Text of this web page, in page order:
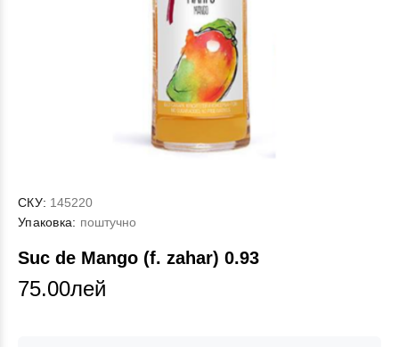
СКУ: 145220
Упаковка: поштучно
Suc de Mango (f. zahar) 0.93
75.00лей